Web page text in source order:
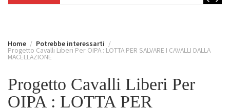
Home Potrebbe interessarti
Progetto Cavalli Liberi Per OIPA : LOTTA PER SALVARE I CAVALLI DALLA
MACELLAZIONE
Progetto Cavalli Liberi Per
OIPA : LOTTA PER